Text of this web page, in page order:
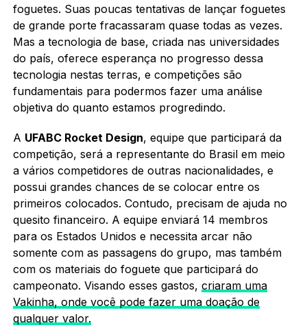
foguetes. Suas poucas tentativas de lançar foguetes
de grande porte fracassaram quase todas as vezes.
Mas a tecnologia de base, criada nas universidades
do país, oferece esperança no progresso dessa
tecnologia nestas terras, e competições são
fundamentais para podermos fazer uma análise
objetiva do quanto estamos progredindo.
A UFABC Rocket Design, equipe que participará da
competição, será a representante do Brasil em meio
a vários competidores de outras nacionalidades, e
possui grandes chances de se colocar entre os
primeiros colocados. Contudo, precisam de ajuda no
quesito financeiro. A equipe enviará 14 membros
para os Estados Unidos e necessita arcar não
somente com as passagens do grupo, mas também
com os materiais do foguete que participará do
campeonato. Visando esses gastos, criaram uma
Vakinha, onde você pode fazer uma doação de
qualquer valor.